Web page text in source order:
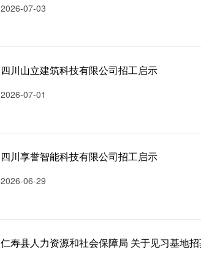
2026-07-03
四川山立建筑科技有限公司招工启示
2026-07-01
四川享誉智能科技有限公司招工启示
2026-06-29
仁寿县人力资源和社会保障局 关于见习基地